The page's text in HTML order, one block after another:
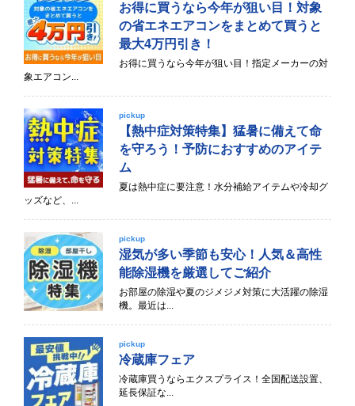
お得に買うなら今年が狙い目！対象
の省エネエアコンをまとめて買うと
最大4万円引き！
お得に買うなら今年が狙い目！指定メーカーの対
象エアコン...
pickup
【熱中症対策特集】猛暑に備えて命
を守ろう！予防におすすめのアイテ
ム
夏は熱中症に要注意！水分補給アイテムや冷却グ
ッズなど、...
pickup
湿気が多い季節も安心！人気＆高性
能除湿機を厳選してご紹介
お部屋の除湿や夏のジメジメ対策に大活躍の除湿
機。最近は...
pickup
冷蔵庫フェア
冷蔵庫買うならエクスプライス！全国配送設置、
延長保証な...